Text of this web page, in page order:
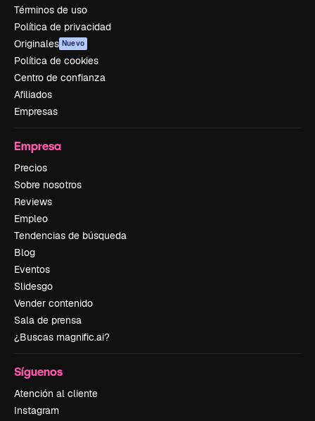
Términos de uso
Política de privacidad
Originales Nuevo
Política de cookies
Centro de confianza
Afiliados
Empresas
Empresa
Precios
Sobre nosotros
Reviews
Empleo
Tendencias de búsqueda
Blog
Eventos
Slidesgo
Vender contenido
Sala de prensa
¿Buscas magnific.ai?
Síguenos
Atención al cliente
Instagram